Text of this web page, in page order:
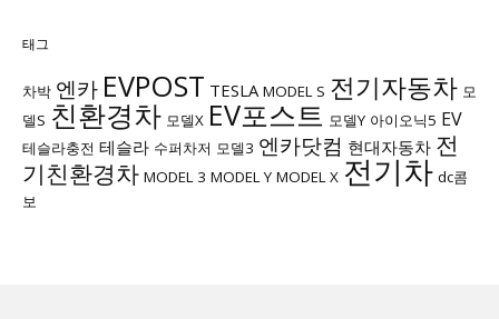
태그
차박 엔카 EVPOST TESLA MODEL S 전기자동차 모
델S 친환경차 모델X EV포스트 모델Y 아이오닉5 EV
테슬라충전 테슬라 수퍼차저 모델3 엔카닷컴 현대자동차 전
기친환경차 MODEL 3 MODEL Y MODEL X 전기차 dc콤
보